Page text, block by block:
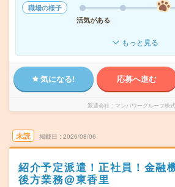
職場の様子
活気がある
もっと見る
気になる! 応募へ進む
派遣会社 マンパワーグループ株
未読 掲載日 2026/08/06
紹介予定派遣！正社員！金融
後方業務@東香里